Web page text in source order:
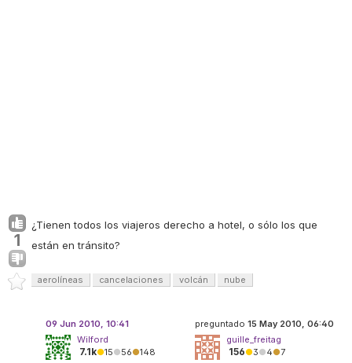
1
¿Tienen todos los viajeros derecho a hotel, o sólo los que
están en tránsito?
aerolíneas cancelaciones volcán nube
preguntado 15 May 2010, 06:40
guille_freitag
156●3●4●7
09 Jun 2010, 10:41
Wilford
7.1k●15●56●148